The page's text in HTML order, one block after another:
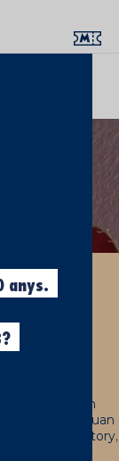
AMB LA
no. Diguem
ho usen i quan
en Toy Story,
anys.